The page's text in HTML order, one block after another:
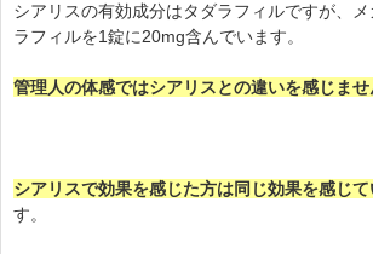
シアリスの有効成分はタダラフィルですが、
ラフィルを1錠に20mg含んでいます。
管理人の体感ではシアリスとの違いを感じませ
シアリスで効果を感じた方は同じ効果を感じ
す。